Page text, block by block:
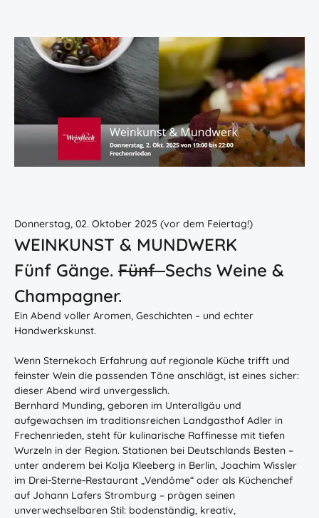
Donnerstag, 02. Oktober 2025 (vor dem Feiertag!)
WEINKUNST & MUNDWERK
Fünf Gänge. FünfSechs Weine &
Champagner.
Ein Abend voller Aromen, Geschichten – und echter
Handwerkskunst.
Wenn Sternekoch Erfahrung auf regionale Küche trifft und
feinster Wein die passenden Töne anschlägt, ist eines sicher:
dieser Abend wird unvergesslich.
Bernhard Munding, geboren im Unterallgäu und
aufgewachsen im traditionsreichen Landgasthof Adler in
Frechenrieden, steht für kulinarische Raffinesse mit tiefen
Wurzeln in der Region. Stationen bei Deutschlands Besten –
unter anderem bei Kolja Kleeberg in Berlin, Joachim Wissler
im Drei-Sterne-Restaurant „Vendôme“ oder als Küchenchef
auf Johann Lafers Stromburg – prägen seinen
unverwechselbaren Stil: bodenständig, kreativ,